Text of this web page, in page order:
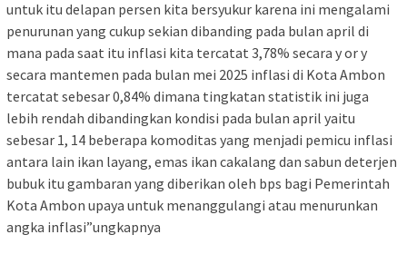
untuk itu delapan persen kita bersyukur karena ini mengalami
penurunan yang cukup sekian dibanding pada bulan april di
mana pada saat itu inflasi kita tercatat 3,78% secara y or y
secara mantemen pada bulan mei 2025 inflasi di Kota Ambon
tercatat sebesar 0,84% dimana tingkatan statistik ini juga
lebih rendah dibandingkan kondisi pada bulan april yaitu
sebesar 1, 14 beberapa komoditas yang menjadi pemicu inflasi
antara lain ikan layang, emas ikan cakalang dan sabun deterjen
bubuk itu gambaran yang diberikan oleh bps bagi Pemerintah
Kota Ambon upaya untuk menanggulangi atau menurunkan
angka inflasi”ungkapnya